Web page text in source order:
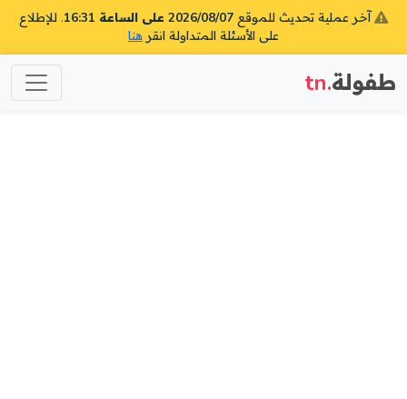
آخر عملية تحديث للموقع 2026/08/07 على الساعة 16:31
. للإطلاع
على الأسئلة المتداولة انقر هنا
طفولة.tn